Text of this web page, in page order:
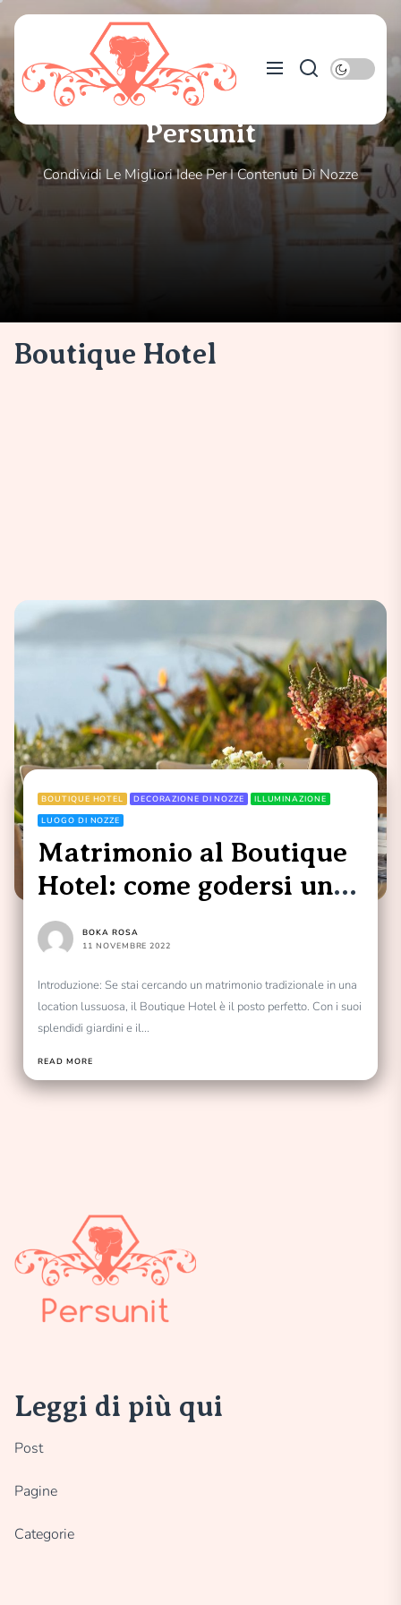
Skip
content
Persunit
Condividi Le Migliori Idee Per I Contenuti Di Nozze
Boutique Hotel
BOUTIQUE HOTEL DECORAZIONE DI NOZZE
ILLUMINAZIONE
LUOGO DI NOZZE
Matrimonio al Boutique
Hotel: come godersi un
matrimonio tradizionale
in una location di lusso
BOKA ROSA
11 NOVEMBRE 2022
Introduzione: Se stai cercando un matrimonio tradizionale in una
location lussuosa, il Boutique Hotel è il posto perfetto. Con i suoi
splendidi giardini e il...
READ MORE
Leggi di più qui
Post
Pagine
Categorie